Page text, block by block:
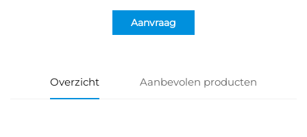
Aanvraag
Overzicht Aanbevolen producten